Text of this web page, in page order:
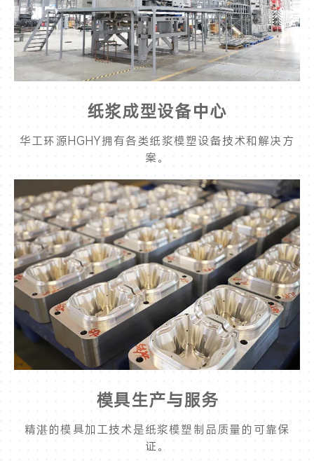
纸浆成型设备中心
华工环源HGHY拥有各类纸浆模塑设备技术和解决方
案。
模具生产与服务
精湛的模具加工技术是纸浆模塑制品质量的可靠保
证。